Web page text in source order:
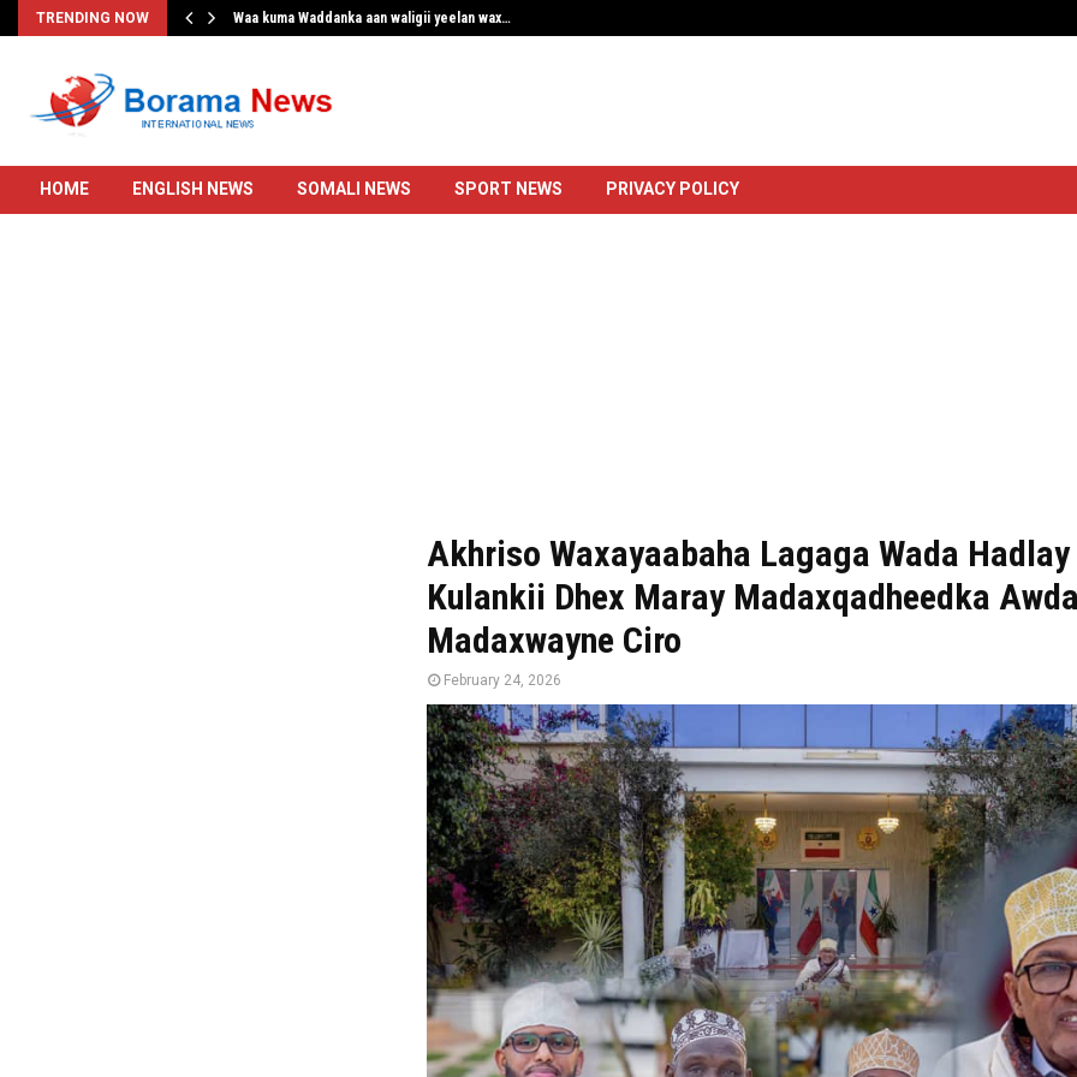
TRENDING NOW Waa kuma Waddanka aan waligii yeelan wax…
HOME ENGLISH NEWS SOMALI NEWS SPORT NEWS PRIVACY POLICY
Akhriso Waxayaabaha Lagaga Wada Hadlay
Kulankii Dhex Maray Madaxqadheedka
Madaxwayne Ciro
February 24, 2026